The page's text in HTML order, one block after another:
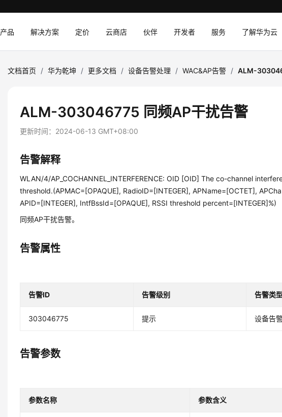
产品 解决方案 定价 云商店 伙伴 开发者 服务 了解华为云
文档首页 / 华为乾坤 / 更多文档 / 设备告警处理 / WAC&AP告警 / ALM-
ALM-303046775 同频AP干扰告警
更新时间： 2024-06-13 GMT+08:00
告警解释
WLAN/4/AP_COCHANNEL_INTERFERENCE: OID [OID] The co-channel
threshold.(APMAC=[OPAQUE], RadioID=[INTEGER], APName=[OCTET],
APID=[INTEGER], IntfBssId=[OPAQUE], RSSI threshold percent=[INTEGER]%)
同频AP干扰告警。
告警属性
告警ID 告警级别 告警类
303046775 提示 设备告
告警参数
参数名称 参数含义